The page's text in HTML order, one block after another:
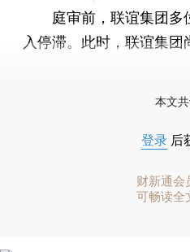
庭审前，联谊集团多
入停滞。此时，联谊集团
本文
登录 后
财新通会
可畅读全